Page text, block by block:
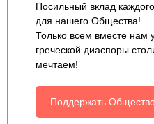
Посильный вклад
для нашего Общества!
Только всем вместе нам
греческой диаспоры
мечтаем!
Поддержать